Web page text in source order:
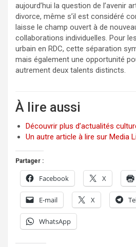
aujourd’hui la question de l’avenir
divorce, même s’il est considéré
laisse le champ ouvert à de
collaborations individuelles. Pour
urbain en RDC, cette séparation
mais également une opportunité
autrement deux talents distincts.
À lire aussi
Découvrir plus d’actualités
Un autre article à lire sur Media
Partager :
Facebook X
E-mail X
WhatsApp